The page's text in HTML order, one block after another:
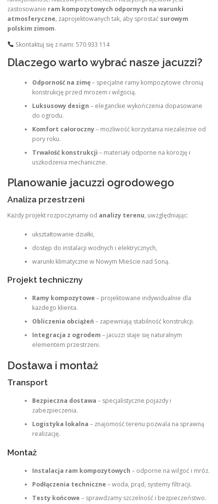
zastosowanie ram kompozytowych odpornych na warunki
atmosferyczne, zaprojektowanych tak, aby sprostać surowym
polskim zimom.
Skontaktuj się z nami: 570 933 114
Dlaczego warto wybrać nasze jacuzzi?
Odporność na zimę– specjalne ramy kompozytowe chronią
konstrukcję przed mrozem i wilgocią.
Luksusowy design – eleganckie wykończenia dopasowane
do ogrodu.
Komfort całoroczny– możliwość korzystania niezależnie od
pory roku.
Trwałość konstrukcji – materiały odporne na korozję i
uszkodzenia mechaniczne.
Planowanie jacuzzi ogrodowego
Analiza przestrzeni
Każdy projekt rozpoczynamy od analizy terenu, uwzględniając:
ukształtowanie działki,
dostęp do instalacji wodnych i elektrycznych,
warunki klimatyczne w Nowym Mieście nad Soną.
Projekt techniczny
Ramy kompozytowe – projektowane indywidualnie dla
każdego klienta.
Obliczenia obciążeń – zapewniają stabilność konstrukcji.
Integracja z ogrodem – jacuzzi staje się naturalnym
elementem przestrzeni.
Dostawa i montaż
Transport
Bezpieczna dostawa – specjalistyczne pojazdy i
zabezpieczenia.
Logistyka lokalna – znajomość terenu pozwala na sprawną
realizację.
Montaż
Instalacja ram kompozytowych – odporne na wilgoć i mróz.
Podłączenia techniczne – woda, prąd, systemy filtracji.
Testy końcowe – sprawdzamy szczelność i bezpieczeństwo.